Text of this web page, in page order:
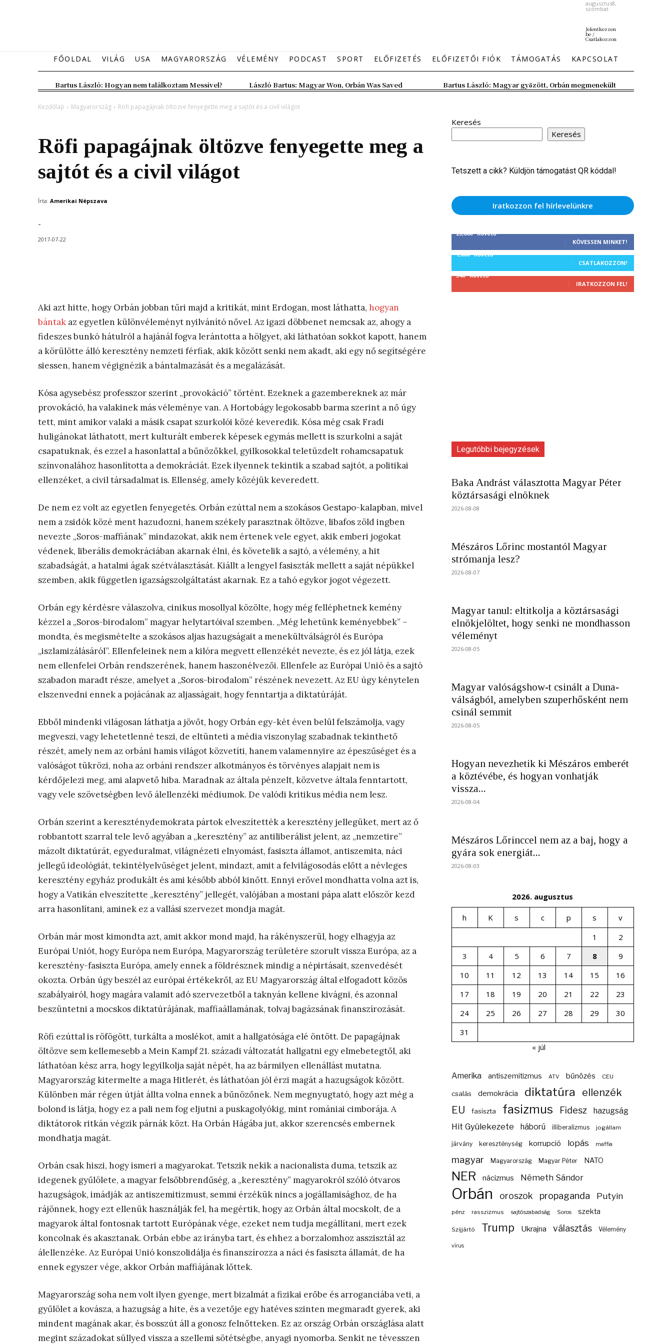
augusztus8,
szombat
Jelentkezzen
be /
Csatlakozzon
FŐOLDAL VILÁG USA MAGYARORSZÁG VÉLEMÉNY PODCAST SPORT ELŐFIZETÉS ELŐFIZETŐI FIÓK TÁMOGATÁS KAPCSOLAT
Bartus László: Hogyan nem találkoztam Messivel? László Bartus: Magyar Won, Orbán Was Saved Bartus László: Magyar győzött, Orbán megmenekült
Kezdőlap Magyarország Röfi papagájnak öltözve fenyegette meg a sajtót és a civil világot
Röfi papagájnak öltözve fenyegette meg a
sajtót és a civil világot
Írta: Amerikai Népszava
-
2017-07-22
Aki azt hitte, hogy Orbán jobban tűri majd a kritikát, mint Erdogan, most láthatta, hogyan
bántak az egyetlen különvéleményt nyilvánító nővel. Az igazi döbbenet nemcsak az, ahogy a
fideszes bunkó hátulról a hajánál fogva lerántotta a hölgyet, aki láthatóan sokkot kapott, hanem
a körülötte álló keresztény nemzeti férfiak, akik között senki nem akadt, aki egy nő segítségére
siessen, hanem végignézik a bántalmazását és a megalázását.
Kósa agysebész professzor szerint „provokáció” történt. Ezeknek a gazembereknek az már
provokáció, ha valakinek más véleménye van. A Hortobágy legokosabb barma szerint a nő úgy
tett, mint amikor valaki a másik csapat szurkolói közé keveredik. Kósa még csak Fradi
huligánokat láthatott, mert kulturált emberek képesek egymás mellett is szurkolni a saját
csapatuknak, és ezzel a hasonlattal a bűnözőkkel, gyilkosokkal teletüzdelt rohamcsapatuk
színvonalához hasonlította a demokráciát. Ezek ilyennek tekintik a szabad sajtót, a politikai
ellenzéket, a civil társadalmat is. Ellenség, amely közéjük keveredett.
De nem ez volt az egyetlen fenyegetés. Orbán ezúttal nem a szokásos Gestapo-kalapban, mivel
nem a zsidók közé ment hazudozni, hanem székely parasztnak öltözve, libafos zöld ingben
nevezte „Soros-maffiának” mindazokat, akik nem értenek vele egyet, akik emberi jogokat
védenek, liberális demokráciában akarnak élni, és követelik a sajtó, a vélemény, a hit
szabadságát, a hatalmi ágak szétválasztását. Kiállt a lengyel fasiszták mellett a saját népükkel
szemben, akik független igazságszolgáltatást akarnak. Ez a tahó egykor jogot végezett.
Orbán egy kérdésre válaszolva, cinikus mosollyal közölte, hogy még felléphetnek kemény
kézzel a „Soros-birodalom” magyar helytartóival szemben. „Még lehetünk keményebbek” –
mondta, és megismételte a szokásos aljas hazugságait a menekültválságról és Európa
„iszlamizálásáról”. Ellenfeleinek nem a kilóra megvett ellenzékét nevezte, és ez jól látja, ezek
nem ellenfelei Orbán rendszerének, hanem haszonélvezői. Ellenfele az Európai Unió és a sajtó
szabadon maradt része, amelyet a „Soros-birodalom” részének nevezett. Az EU úgy kénytelen
elszenvedni ennek a pojácának az aljasságait, hogy fenntartja a diktatúráját.
Ebből mindenki világosan láthatja a jövőt, hogy Orbán egy-két éven belül felszámolja, vagy
megveszi, vagy lehetetlenné teszi, de eltünteti a média viszonylag szabadnak tekinthető
részét, amely nem az orbáni hamis világot közvetíti, hanem valamennyire az épeszűséget és a
valóságot tükrözi, noha az orbáni rendszer alkotmányos és törvényes alapjait nem is
kérdőjelezi meg, ami alapvető hiba. Maradnak az általa pénzelt, közvetve általa fenntartott,
vagy vele szövetségben levő álellenzéki médiumok. De valódi kritikus média nem lesz.
Orbán szerint a kereszténydemokrata pártok elveszítették a keresztény jellegüket, mert az ő
robbantott szarral tele levő agyában a „keresztény” az antiliberálist jelent, az „nemzetire”
mázolt diktatúrát, egyeduralmat, világnézeti elnyomást, fasiszta államot, antiszemita, náci
jellegű ideológiát, tekintélyelvűséget jelent, mindazt, amit a felvilágosodás előtt a névleges
keresztény egyház produkált és ami később abból kinőtt. Ennyi erővel mondhatta volna azt is,
hogy a Vatikán elveszítette „keresztény” jellegét, valójában a mostani pápa alatt először kezd
arra hasonlítani, aminek ez a vallási szervezet mondja magát.
Orbán már most kimondta azt, amit akkor mond majd, ha rákényszerül, hogy elhagyja az
Európai Uniót, hogy Európa nem Európa, Magyarország területére szorult vissza Európa, az a
keresztény-fasiszta Európa, amely ennek a földrésznek mindig a népirtásait, szenvedését
okozta. Orbán úgy beszél az európai értékekről, az EU Magyarország által elfogadott közös
szabályairól, hogy magára valamit adó szervezetből a taknyán kellene kivágni, és azonnal
beszüntetni a mocskos diktatúrájának, maffiaállamának, tolvaj bagázsának finanszírozását.
Röfi ezúttal is röfögött, turkálta a moslékot, amit a hallgatósága elé öntött. De papagájnak
öltözve sem kellemesebb a Mein Kampf 21. századi változatát hallgatni egy elmebetegtől, aki
láthatóan kész arra, hogy legyilkolja saját népét, ha az bármilyen ellenállást mutatna.
Magyarország kitermelte a maga Hitlerét, és láthatóan jól érzi magát a hazugságok között.
Különben már régen útját állta volna ennek a bűnözőnek. Nem megnyugtató, hogy azt még a
bolond is látja, hogy ez a pali nem fog eljutni a puskagolyókig, mint romániai cimborája. A
diktátorok ritkán végzik párnák közt. Ha Orbán Hágába jut, akkor szerencsés embernek
mondhatja magát.
Orbán csak hiszi, hogy ismeri a magyarokat. Tetszik nekik a nacionalista duma, tetszik az
idegenek gyűlölete, a magyar felsőbbrendűség, a „keresztény” magyarokról szóló ótvaros
hazugságok, imádják az antiszemitizmust, semmi érzékük nincs a jogállamisághoz, de ha
rájönnek, hogy ezt ellenük használják fel, ha megértik, hogy az Orbán által mocskolt, de a
magyarok által fontosnak tartott Európának vége, ezeket nem tudja megállítani, mert ezek
koncolnak és akasztanak. Orbán ebbe az irányba tart, és ehhez a borzalomhoz asszisztál az
álellenzéke. Az Európai Unió konszolidálja és finanszírozza a náci és fasiszta államát, de ha
ennek egyszer vége, akkor Orbán maffiájának lőttek.
Magyarország soha nem volt ilyen gyenge, mert bizalmát a fizikai erőbe és arroganciába veti, a
gyűlölet a kovásza, a hazugság a hite, és a vezetője egy hatéves szinten megmaradt gyerek, aki
mindent magának akar, és bosszút áll a gonosz felnőtteken. Ez az ország Orbán országlása alatt
megint századokat süllyed vissza a szellemi sötétségbe, anyagi nyomorba. Senkit ne tévesszen
Keresés
Keresés
Tetszett a cikk? Küldjön támogatást QR kóddal!
Iratkozzon fel hírlevelünkre
25,000 Követő
KÖVESSEN MINKET!
1,000 Követő
CSATLAKOZZON!
340 Követő
IRATKOZZON FEL!
Legutóbbi bejegyzések
Baka Andrást választotta Magyar Péter
köztársasági elnöknek
2026-08-08
Mészáros Lőrinc mostantól Magyar
strómanja lesz?
2026-08-07
Magyar tanul: eltitkolja a köztársasági
elnökjelöltet, hogy senki ne mondhasson
véleményt
2026-08-05
Magyar valóságshow-t csinált a Duna-
válságból, amelyben szuperhősként nem
csinál semmit
2026-08-05
Hogyan nevezhetik ki Mészáros emberét
a köztévébe, és hogyan vonhatják
vissza...
2026-08-04
Mészáros Lőrinccel nem az a baj, hogy a
gyára sok energiát...
2026-08-03
2026. augusztus
h K s c p s
v
1
2
3
4 5 6 7 8
9
10
11 12 13 14 15
16
17
18 19 20 21 22
23
24
25 26 27 28 29
30
31
« júl
Amerika antiszemitizmus ATV bűnözés CEU
csalás demokrácia diktatúra ellenzék
EU fasiszta fasizmus Fidesz hazugság
Hit Gyülekezete háború illiberalizmus jogállam
járvány kereszténység korrupció lopás maffia
magyar Magyarország Magyar Péter NATO
NER nácizmus Németh Sándor
Orbán oroszok propaganda Putyin
pénz rasszizmus sajtószabadság Soros szekta
Szijjártó Trump Ukrajna választás Vélemény
vírus